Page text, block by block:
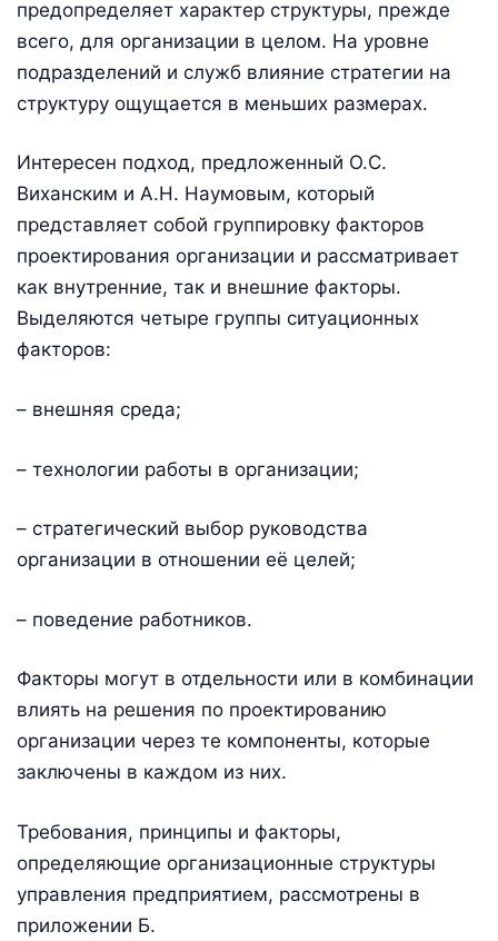
предопределяет характер структуры, прежде
всего, для организации в целом. На уровне
подразделений и служб влияние стратегии на
структуру ощущается в меньших размерах.
Интересен подход, предложенный О.С.
Виханским и А.Н. Наумовым, который
представляет собой группировку факторов
проектирования организации и рассматривает
как внутренние, так и внешние факторы.
Выделяются четыре группы ситуационных
факторов:
– внешняя среда;
– технологии работы в организации;
– стратегический выбор руководства
организации в отношении её целей;
– поведение работников.
Факторы могут в отдельности или в комбинации
влиять на решения по проектированию
организации через те компоненты, которые
заключены в каждом из них.
Требования, принципы и факторы,
определяющие организационные структуры
управления предприятием, рассмотрены в
приложении Б.